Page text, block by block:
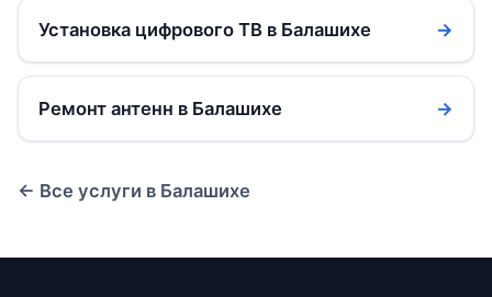
Установка цифрового ТВ в Балашихе →
Ремонт антенн в Балашихе →
← Все услуги в Балашихе